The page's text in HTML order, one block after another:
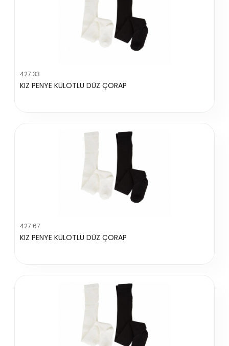
427.33
KIZ PENYE KÜLOTLU DÜZ ÇORAP
427.67
KIZ PENYE KÜLOTLU DÜZ ÇORAP